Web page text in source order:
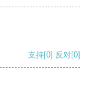
支持[0] 反对[0]